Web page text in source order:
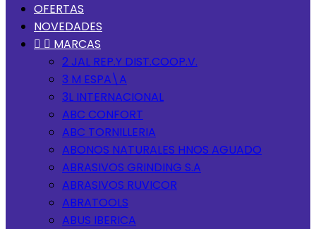
OFERTAS
NOVEDADES
  MARCAS
2 JAL REP.Y DIST.COOP.V.
3 M ESPA\A
3L INTERNACIONAL
ABC CONFORT
ABC TORNILLERIA
ABONOS NATURALES HNOS AGUADO
ABRASIVOS GRINDING S.A
ABRASIVOS RUVICOR
ABRATOOLS
ABUS IBERICA